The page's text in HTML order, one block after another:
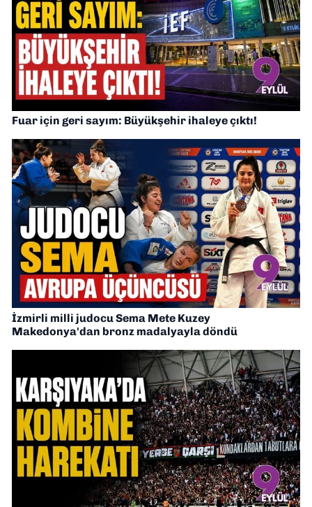
Fuar için geri sayım: Büyükşehir ihaleye çıktı!
İzmirli milli judocu Sema Mete Kuzey
Makedonya'dan bronz madalyayla döndü